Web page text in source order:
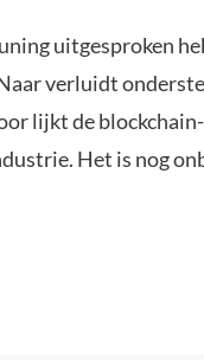
uitgesproken
verluidt
lijkt de
Het is nog